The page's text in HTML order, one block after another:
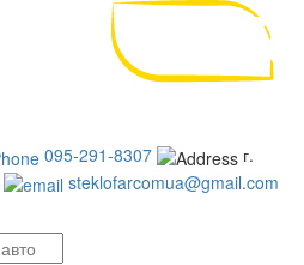
095-291-8307
г.
steklofarcomua@gmail.com